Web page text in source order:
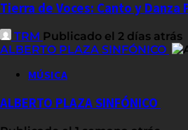
Tierra de Voces: Canto y Danza
TRM Publicado el 2 días atrás
ALBERTO PLAZA SINFÓNICO
MÚSICA
ALBERTO PLAZA SINFÓNICO